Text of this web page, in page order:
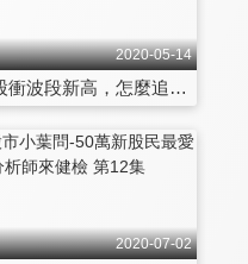
2020-05-14
台股衝波段新高，怎麼追多才安全？ 第6集
2020-07-02